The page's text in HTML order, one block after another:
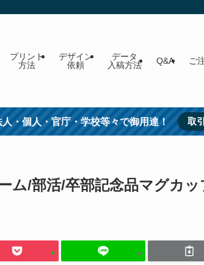
プリント
方法
デザイン
依頼
データ
入稿方法
Q&A ご
・個人・官庁・学校等々で御用達！ 取
ム/部活/卒部記念品マグカッ